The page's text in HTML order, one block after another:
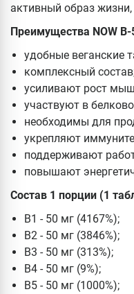
активный образ
Преимущества NOW
удобные веганские
комплексный
усиливают рост
участвуют в
необходимы для
укрепляют
поддерживают
повышают
Состав 1 порции (1
B1 - 50 мг (4167%);
В2 - 50 мг (3846%);
В3 - 50 мг (313%);
В4 - 50 мг (9%);
В5 - 50 мг (1000%);